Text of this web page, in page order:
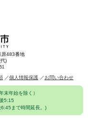
原483番地
)
個人情報保護 お問い合わせ
末年始を除く）
5:15
6:45まで時間延長。)